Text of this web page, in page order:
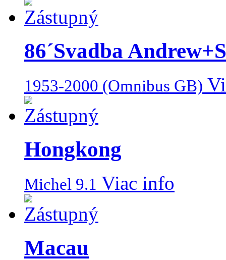
86´Svadba
1953-2000 (Omnibus GB)
Hongkong
Michel 9.1 Viac info
Macau